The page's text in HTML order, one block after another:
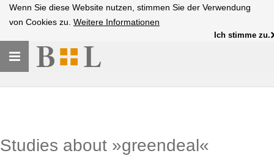
Wenn Sie diese Website nutzen, stimmen Sie der Verwendung
von Cookies zu. Weitere Informationen
Ich stimme zu.
Toggle
navigation
Studies about »greendeal«